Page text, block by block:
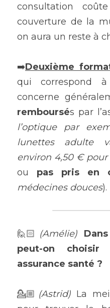
consultation
couverture de la
on aura un reste à
➡️Deuxième
qui correspond
concerne
remboursés par
l’optique par
lunettes adulte
environ 4,50 €
ou pas pris en
médecines douces).
🙋🏻 (Amélie)
peut-on choisir
assurance santé ?
💁🏼 (Astrid) La